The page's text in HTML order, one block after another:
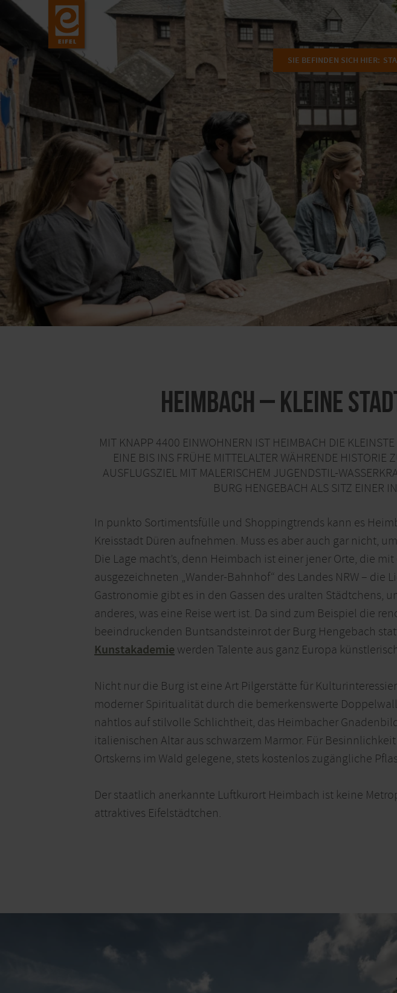
SIE BEFINDEN SICH HIER:
Heimbach – kleine
MIT KNAPP 4400 EINWOHNERN IST HEIMBACH DIE
EINE BIS INS FRÜHE MITTELALTER WÄHRENDE HISTORIE
AUSFLUGSZIEL MIT MALERISCHEM JUGENDSTIL-
BURG HENGEBACH ALS SITZ EINER
In punkto Sortimentsfülle und Shoppingtrends kann es
Kreisstadt Düren aufnehmen. Muss es aber auch gar nicht,
Die Lage macht’s, denn Heimbach ist einer jener Orte, die
ausgezeichneten „Wander-Bahnhof“ des Landes NRW –
Gastronomie gibt es in den Gassen des uralten
anderes, was eine Reise wert ist. Da sind zum Beispiel die
beeindruckenden Buntsandsteinrot der Burg Hengebach
Kunstakademie werden Talente aus ganz Europa
Nicht nur die Burg ist eine Art Pilgerstätte für
moderner Spiritualität durch die bemerkenswerte
nahtlos auf stilvolle Schlichtheit, das Heimbacher
italienischen Altar aus schwarzem Marmor. Für
Ortskerns im Wald gelegene, stets kostenlos zugängliche
Der staatlich anerkannte Luftkurort Heimbach ist keine
attraktives Eifelstädtchen.